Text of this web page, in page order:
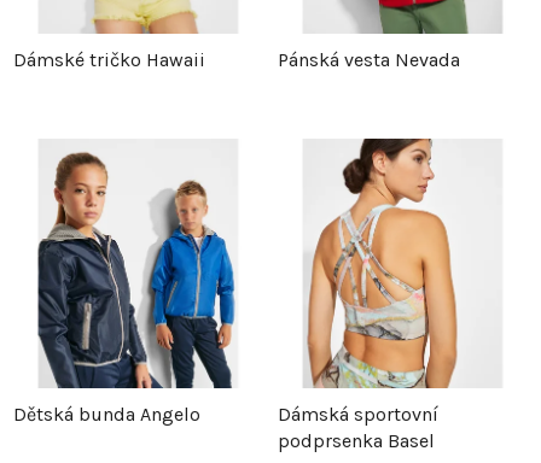
Dámské tričko Hawaii Pánská vesta Nevada
Dětská bunda Angelo
Dámská sportovní
podprsenka Basel